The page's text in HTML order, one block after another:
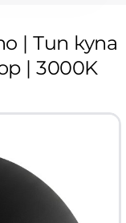
| Тип купа
| 3000K